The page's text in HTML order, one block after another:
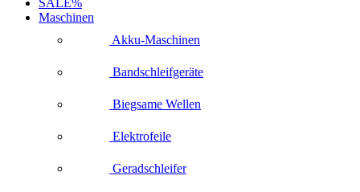
SALE%
Maschinen
Akku-Maschinen
Bandschleifgeräte
Biegsame Wellen
Elektrofeile
Geradschleifer